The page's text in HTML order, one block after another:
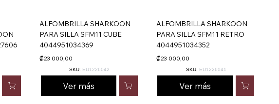
ALFOMBRILLA SHARKOON
PARA SILLA SFM11 CUBE
4044951034369
₡23 000,00
Ver más
SKU: EU1226042
ALFOMBRILLA SHARKOON
PARA SILLA SFM11 RETRO
4044951034352
₡23 000,00
Ver más
SKU: EU1226041